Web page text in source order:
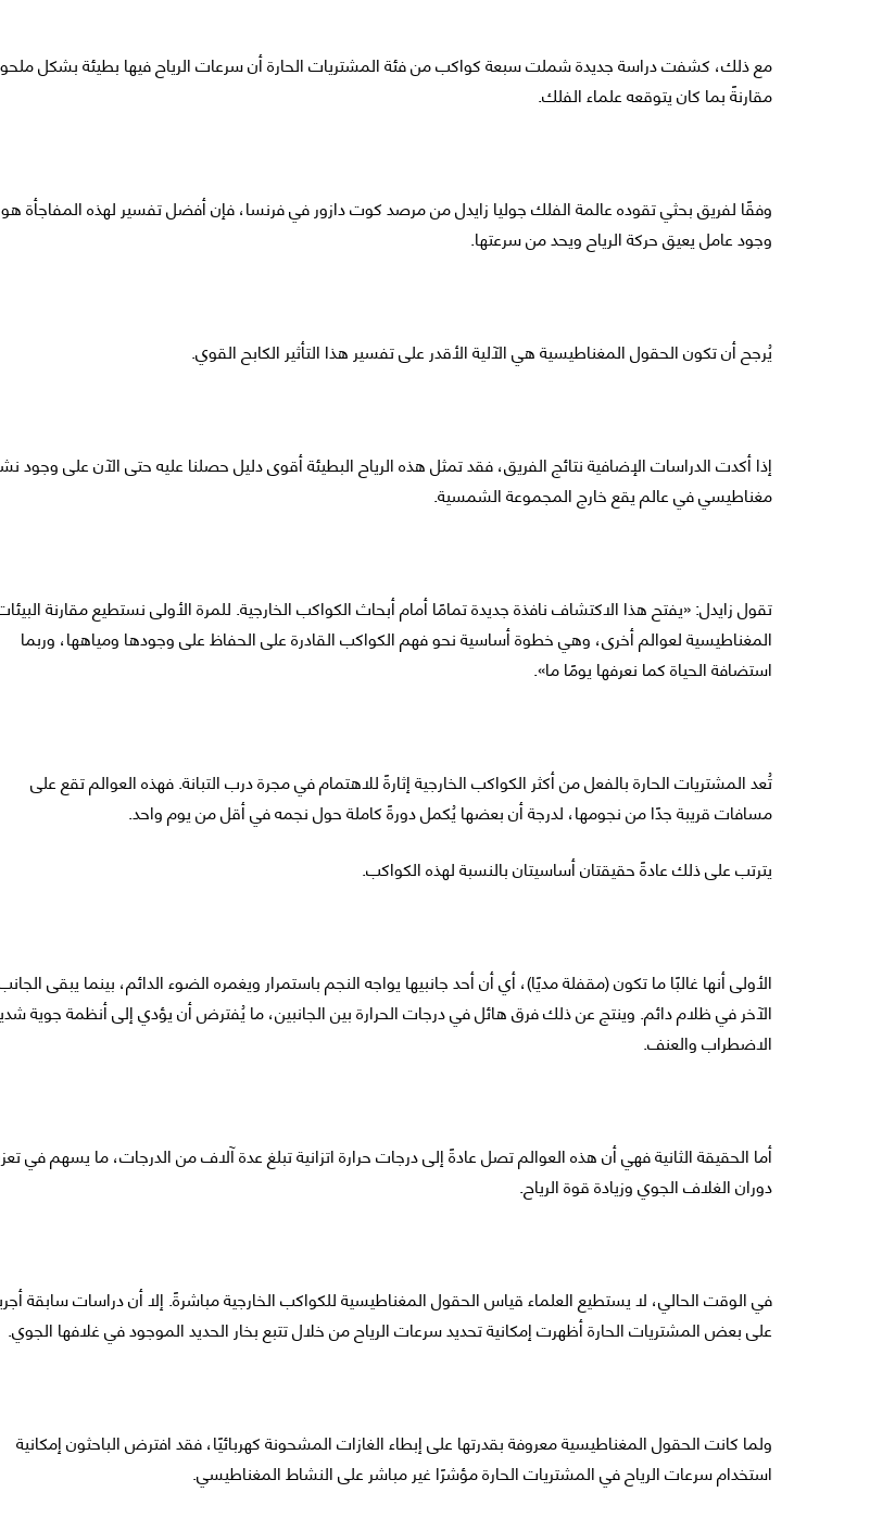
مع ذلك، كشفت دراسة جديدة شملت سبعة كواكب من فئة المشتريات الحارة أن سرعات الرياح فيها بطيئة بشكل
مقارنةً بما كان يتوقعه علماء الفلك.
وفقًا لفريق بحثي تقوده عالمة الفلك جوليا زايدل من مرصد كوت دازور في فرنسا، فإن أفضل تفسير لهذه المفاجأة هو
وجود عامل يعيق حركة الرياح ويحد من سرعتها.
يُرجح أن تكون الحقول المغناطيسية هي الآلية الأقدر على تفسير هذا التأثير الكابح القوي.
إذا أكدت الدراسات الإضافية نتائج الفريق، فقد تمثل هذه الرياح البطيئة أقوى دليل حصلنا عليه حتى الآن على وجود
مغناطيسي في عالم يقع خارج المجموعة الشمسية.
تقول زايدل: «يفتح هذا الاكتشاف نافذة جديدة تمامًا أمام أبحاث الكواكب الخارجية. للمرة الأولى نستطيع مقارنة
المغناطيسية لعوالم أخرى، وهي خطوة أساسية نحو فهم الكواكب القادرة على الحفاظ على وجودها ومياهها، وربما
استضافة الحياة كما نعرفها يومًا ما».
تُعد المشتريات الحارة بالفعل من أكثر الكواكب الخارجية إثارةً للاهتمام في مجرة درب التبانة. فهذه العوالم تقع على
مسافات قريبة جدًا من نجومها، لدرجة أن بعضها يُكمل دورةً كاملة حول نجمه في أقل من يوم واحد.
يترتب على ذلك عادةً حقيقتان أساسيتان بالنسبة لهذه الكواكب.
الأولى أنها غالبًا ما تكون (مقفلة مديًا)، أي أن أحد جانبيها يواجه النجم باستمرار ويغمره الضوء الدائم، بينما يبقى
الآخر في ظلام دائم. وينتج عن ذلك فرق هائل في درجات الحرارة بين الجانبين، ما يُفترض أن يؤدي إلى أنظمة جوية
الاضطراب والعنف.
أما الحقيقة الثانية فهي أن هذه العوالم تصل عادةً إلى درجات حرارة اتزانية تبلغ عدة آلاف من الدرجات، ما يسهم في
دوران الغلاف الجوي وزيادة قوة الرياح.
في الوقت الحالي، لا يستطيع العلماء قياس الحقول المغناطيسية للكواكب الخارجية مباشرةً. إلا أن دراسات سابقة
على بعض المشتريات الحارة أظهرت إمكانية تحديد سرعات الرياح من خلال تتبع بخار الحديد الموجود في غلافها الجوي.
ولما كانت الحقول المغناطيسية معروفة بقدرتها على إبطاء الغازات المشحونة كهربائيًا، فقد افترض الباحثون إمكانية
استخدام سرعات الرياح في المشتريات الحارة مؤشرًا غير مباشر على النشاط المغناطيسي.